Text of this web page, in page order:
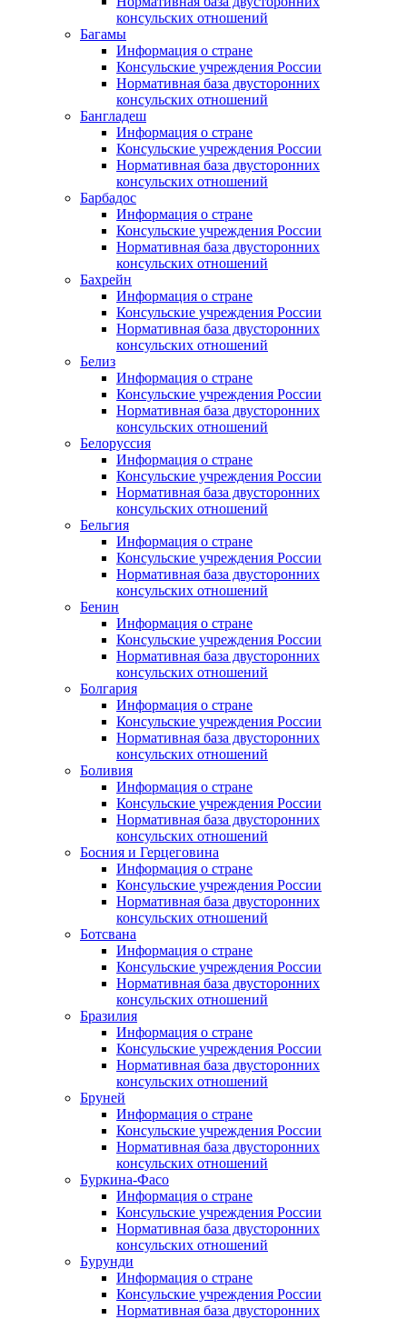
консульских отношений
Багамы
Информация о стране
Консульские учреждения России
Нормативная база двусторонних
консульских отношений
Бангладеш
Информация о стране
Консульские учреждения России
Нормативная база двусторонних
консульских отношений
Барбадос
Информация о стране
Консульские учреждения России
Нормативная база двусторонних
консульских отношений
Бахрейн
Информация о стране
Консульские учреждения России
Нормативная база двусторонних
консульских отношений
Белиз
Информация о стране
Консульские учреждения России
Нормативная база двусторонних
консульских отношений
Белоруссия
Информация о стране
Консульские учреждения России
Нормативная база двусторонних
консульских отношений
Бельгия
Информация о стране
Консульские учреждения России
Нормативная база двусторонних
консульских отношений
Бенин
Информация о стране
Консульские учреждения России
Нормативная база двусторонних
консульских отношений
Болгария
Информация о стране
Консульские учреждения России
Нормативная база двусторонних
консульских отношений
Боливия
Информация о стране
Консульские учреждения России
Нормативная база двусторонних
консульских отношений
Босния и Герцеговина
Информация о стране
Консульские учреждения России
Нормативная база двусторонних
консульских отношений
Ботсвана
Информация о стране
Консульские учреждения России
Нормативная база двусторонних
консульских отношений
Бразилия
Информация о стране
Консульские учреждения России
Нормативная база двусторонних
консульских отношений
Бруней
Информация о стране
Консульские учреждения России
Нормативная база двусторонних
консульских отношений
Буркина-Фасо
Информация о стране
Консульские учреждения России
Нормативная база двусторонних
консульских отношений
Бурунди
Информация о стране
Консульские учреждения России
Нормативная база двусторонних